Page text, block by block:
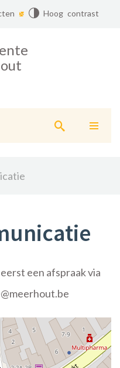
Hoog contrast
een afspraak via